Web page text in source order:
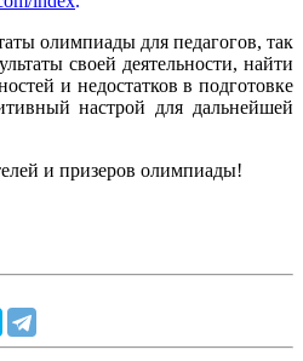
олимпиады для педагогов, так
своей деятельности, найти
и недостатков в подготовке
настрой для дальнейшей
и призеров олимпиады!